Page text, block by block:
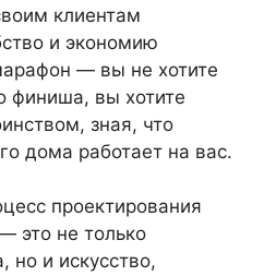
клиентам
и экономию
— вы не хотите
финиша, вы хотите
зная, что
дома работает на вас.
проектирования
это не только
но и искусство,